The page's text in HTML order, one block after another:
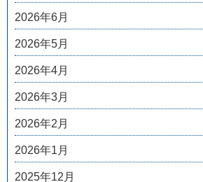
2026年6月
2026年5月
2026年4月
2026年3月
2026年2月
2026年1月
2025年12月